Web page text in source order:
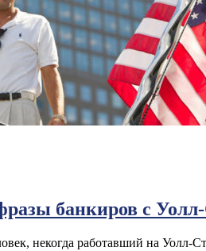
банкиров с
некогда работавший на Уолл-